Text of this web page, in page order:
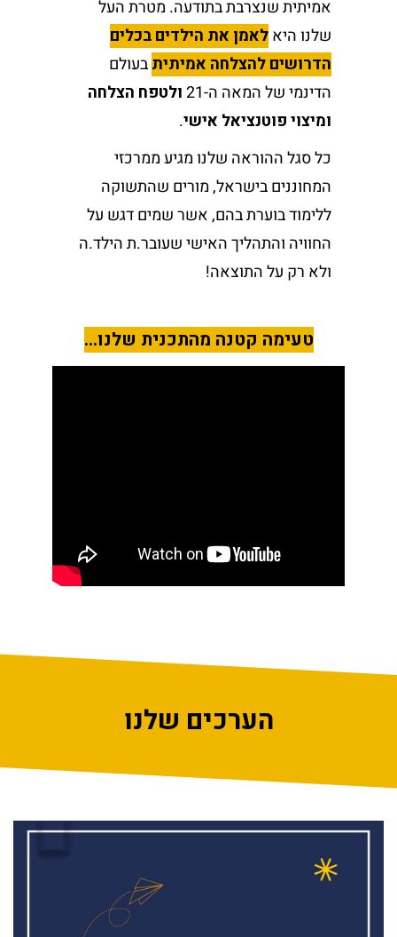
אמיתית שנצרבת בתודעה. מטרת העל
שלנו היאלאמן את הילדים בכלים
הדרושים להצלחה אמיתיתבעולם
הדינמי של המאה ה-21
ולטפח הצלחה
ומיצוי פוטנציאל אישי.
כל סגל ההוראה שלנו מגיע ממרכזי
המחוננים בישראל, מורים שהתשוקה
ללימוד בוערת בהם, אשר שמים דגש על
החוויה והתהליך האישי שעובר.ת הילד.ה
ולא רק על התוצאה!
טעימה קטנה מהתכנית שלנו...
הערכים שלנו